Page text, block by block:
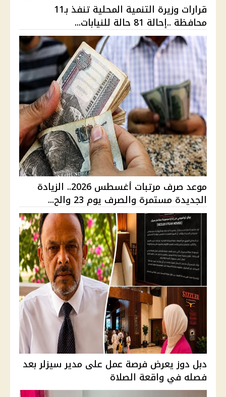
قرارات وزيرة التنمية المحلية تنفذ بـ11
محافظة ..إحالة 81 حالة للنيابات...
موعد صرف مرتبات أغسطس 2026.. الزيادة
الجديدة مستمرة والصرف يوم 23 والح...
دبل دوز يعرض فرصة عمل على مدير سيزلر بعد
فصله في واقعة الصلاة